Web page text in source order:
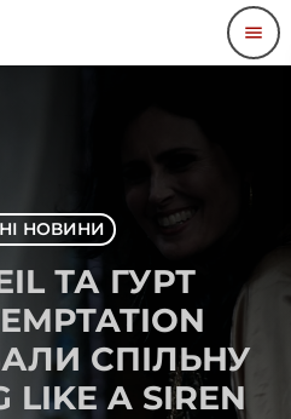
menu
НОВИНИ
ТА ГУРТ
СПІЛЬНУ
A SIREN